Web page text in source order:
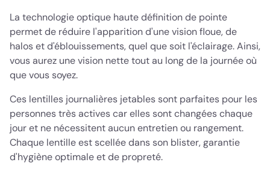
La technologie optique haute définition de pointe
permet de réduire l'apparition d'une vision floue, de
halos et d'éblouissements, quel que soit l'éclairage. Ainsi,
vous aurez une vision nette tout au long de la journée où
que vous soyez.
Ces lentilles journalières jetables sont parfaites pour les
personnes très actives car elles sont changées chaque
jour et ne nécessitent aucun entretien ou rangement.
Chaque lentille est scellée dans son blister, garantie
d'hygiène optimale et de propreté.